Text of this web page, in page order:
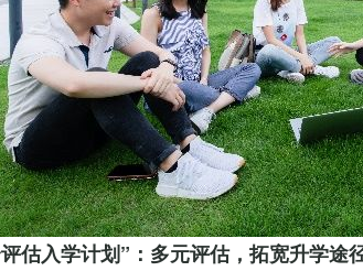
估入学计划”：多元评估，拓宽升学途